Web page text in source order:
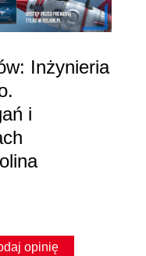
Inżynieria
i
opinię